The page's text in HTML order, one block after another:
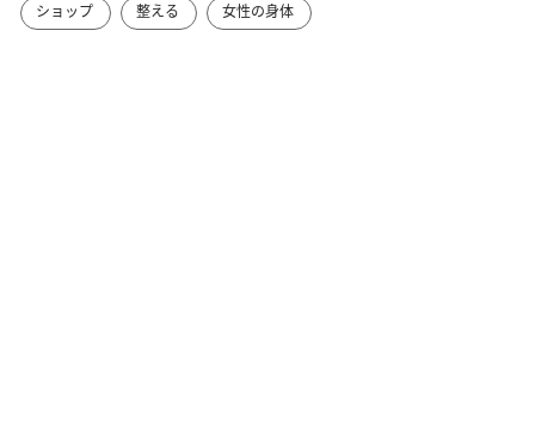
ショップ
整える 女性の身体